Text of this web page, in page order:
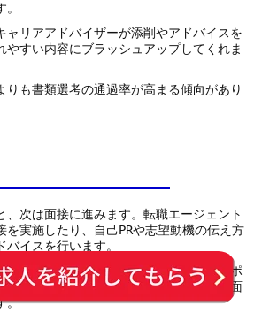
ャリアアドバイザーが添削やアドバイスを
やすい内容にブラッシュアップしてくれま
りも書類選考の通過率が高まる傾向があり
接
、次は面接に進みます。転職エージェント
を実施したり、自己PRや志望動機の伝え方
イスを行います。
考ポイントを熟知したアドバイザーがサポ
事前に対策を立てやすく、自信を持って面
。